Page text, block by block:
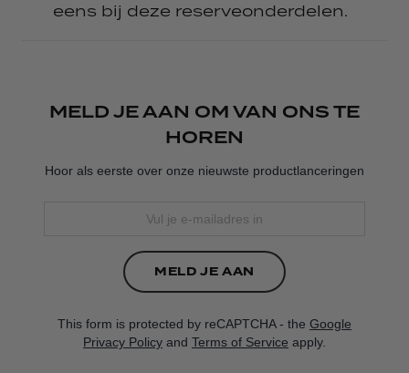
eens bij deze reserveonderdelen.
MELD JE AAN OM VAN ONS TE
HOREN
Hoor als eerste over onze nieuwste productlanceringen
Enter email address
MELD JE AAN
This form is protected by reCAPTCHA - the Google
Privacy Policy and Terms of Service apply.